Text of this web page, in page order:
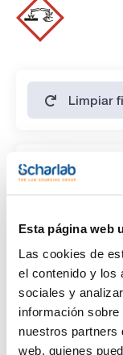
Esta página web
Las cookies de
el contenido y los
sociales y
información
nuestros partners
web, quienes
Limpiar
Características
Capacidad
x 100 ml (1)